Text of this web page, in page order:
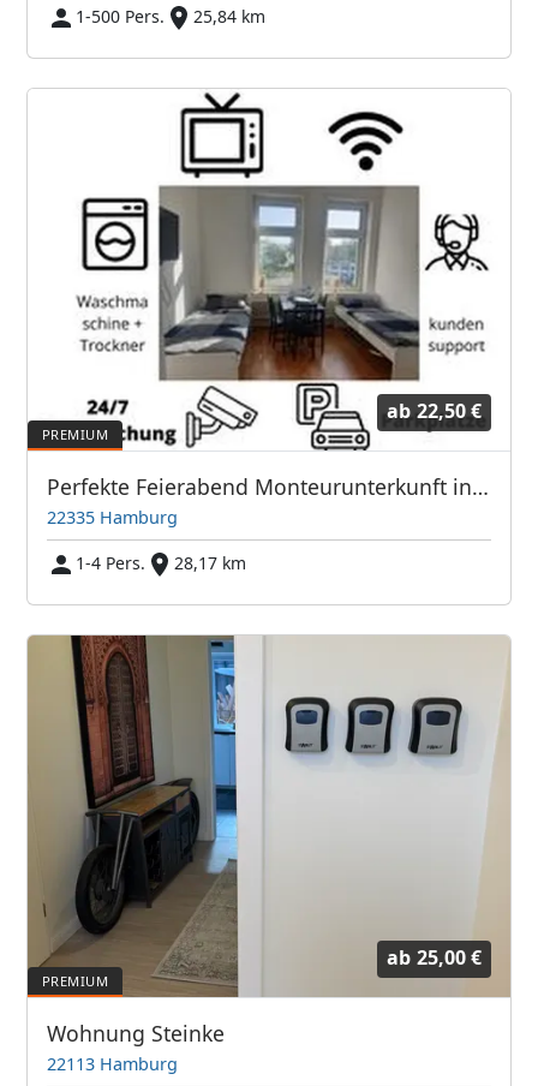
1-500 Pers.
25,84 km
ab 22,50 €
Perfekte Feierabend Monteurunterkunft in Hamburg
22335 Hamburg
1-4 Pers.
28,17 km
ab 25,00 €
Wohnung Steinke
22113 Hamburg